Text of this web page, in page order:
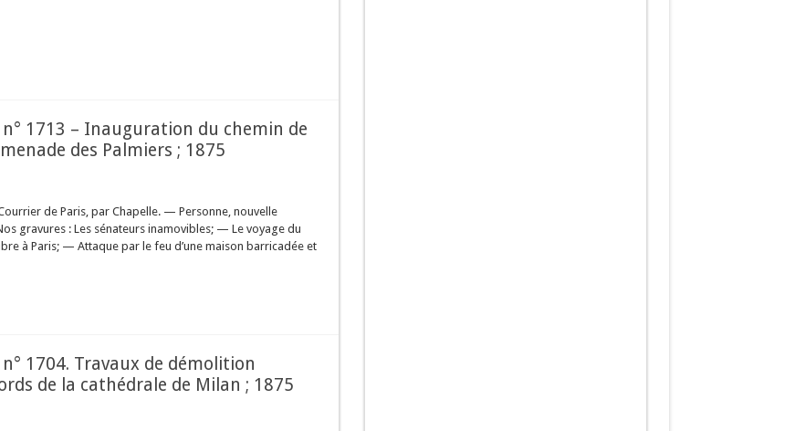
1713 – Inauguration du chemin de
des Palmiers ; 1875
de Paris, par Chapelle. — Personne, nouvelle
gravures : Les sénateurs inamovibles; — Le voyage du
à Paris; — Attaque par le feu d’une maison barricadée et
1704. Travaux de démolition
de la cathédrale de Milan ; 1875